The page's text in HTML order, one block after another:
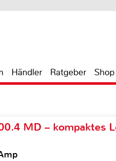
Händler Ratgeber Shop
MD – kompaktes